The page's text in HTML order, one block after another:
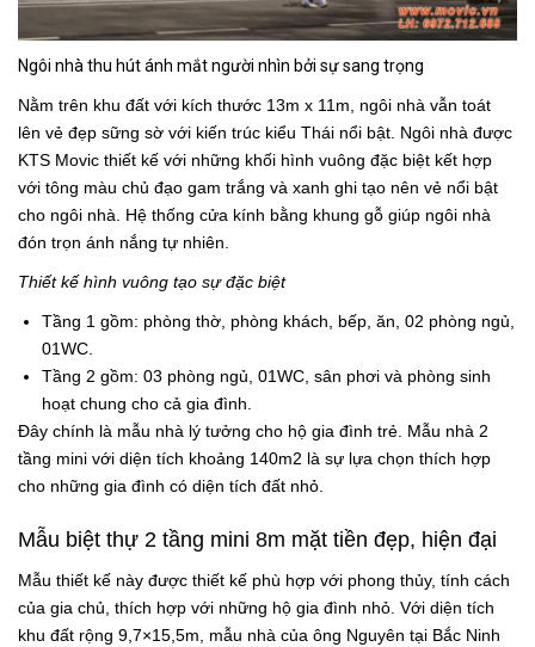
Ngôi nhà thu hút ánh mắt người nhìn bởi sự sang trọng
Nằm trên khu đất với kích thước 13m x 11m, ngôi nhà vẫn toát
lên vẻ đẹp sững sờ với kiến trúc kiểu Thái nổi bật. Ngôi nhà được
KTS Movic thiết kế với những khối hình vuông đặc biệt kết hợp
với tông màu chủ đạo gam trắng và xanh ghi tạo nên vẻ nổi bật
cho ngôi nhà. Hệ thống cửa kính bằng khung gỗ giúp ngôi nhà
đón trọn ánh nắng tự nhiên.
Thiết kế hình vuông tạo sự đặc biệt
Tầng 1 gồm: phòng thờ, phòng khách, bếp, ăn, 02 phòng ngủ,
01WC.
Tầng 2 gồm: 03 phòng ngủ, 01WC, sân phơi và phòng sinh
hoạt chung cho cả gia đình.
Đây chính là mẫu nhà lý tưởng cho hộ gia đình trẻ. Mẫu nhà 2
tầng mini với diện tích khoảng 140m2 là sự lựa chọn thích hợp
cho những gia đình có diện tích đất nhỏ.
Mẫu biệt thự 2 tầng mini 8m mặt tiền đẹp, hiện đại
Mẫu thiết kế này được thiết kế phù hợp với phong thủy, tính cách
của gia chủ, thích hợp với những hộ gia đình nhỏ. Với diện tích
khu đất rộng 9,7×15,5m, mẫu nhà của ông Nguyên tại Bắc Ninh